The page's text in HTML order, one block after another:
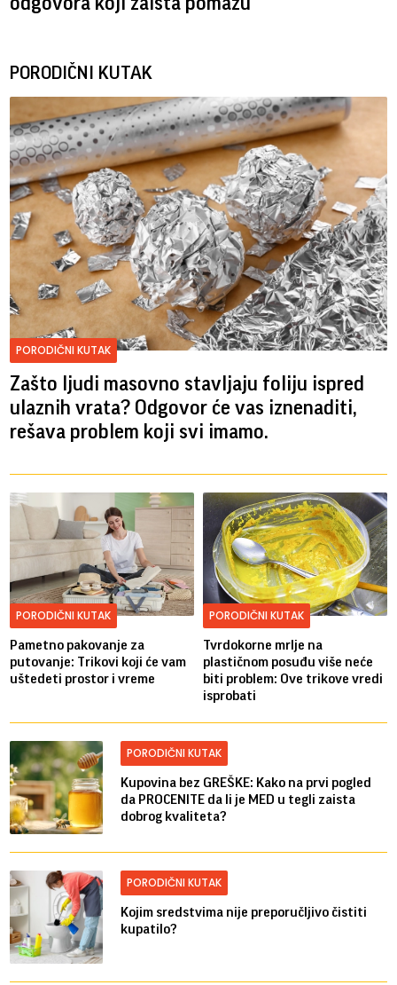
PORODIČNI KUTAK
PORODIČNI KUTAK
Zašto ljudi masovno stavljaju foliju ispred
ulaznih vrata? Odgovor će vas iznenaditi,
rešava problem koji svi imamo.
PORODIČNI KUTAK
Pametno pakovanje za
putovanje: Trikovi koji će vam
uštedeti prostor i vreme
PORODIČNI KUTAK
Tvrdokorne mrlje na
plastičnom posuđu više neće
biti problem: Ove trikove vredi
isprobati
PORODIČNI KUTAK
Kupovina bez GREŠKE: Kako na prvi pogled
da PROCENITE da li je MED u tegli zaista
dobrog kvaliteta?
PORODIČNI KUTAK
Kojim sredstvima nije preporučljivo čistiti
kupatilo?